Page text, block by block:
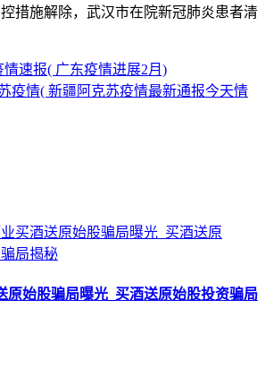
措施解除，武汉市在院新冠肺炎患者清
速报( 广东疫情进展2月)
疫情( 新疆阿克苏疫情最新通报今天情
原始股骗局曝光_买酒送原始股投资骗局